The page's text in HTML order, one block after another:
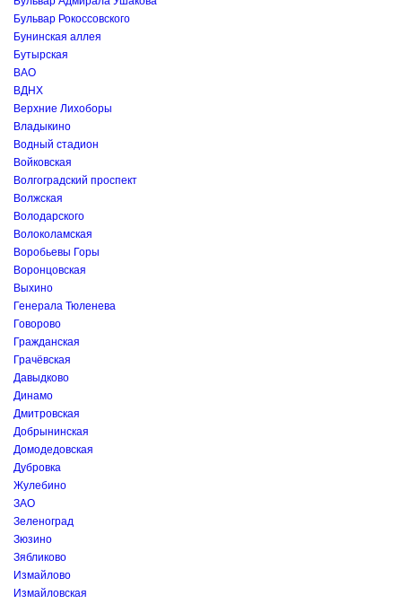
Бульвар Рокоссовского
Бунинская аллея
Бутырская
ВАО
ВДНХ
Верхние Лихоборы
Владыкино
Водный стадион
Войковская
Волгоградский проспект
Волжская
Володарского
Волоколамская
Воробьевы Горы
Воронцовская
Выхино
Генерала Тюленева
Говорово
Гражданская
Грачёвская
Давыдково
Динамо
Дмитровская
Добрынинская
Домодедовская
Дубровка
Жулебино
ЗАО
Зеленоград
Зюзино
Зябликово
Измайлово
Измайловская